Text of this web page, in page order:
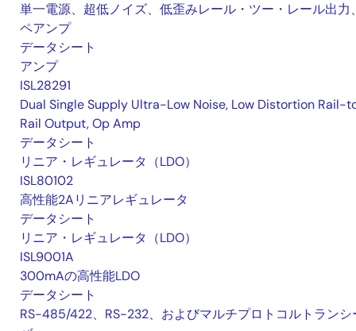
単一電源、超低ノイズ、低歪みレール・ツー・レール出力
ペアンプ
データシート
アンプ
ISL28291
Dual Single Supply Ultra-Low Noise, Low Distortion Rail-
Rail Output, Op Amp
データシート
リニア・レギュレータ（LDO）
ISL80102
高性能2Aリニアレギュレータ
データシート
リニア・レギュレータ（LDO）
ISL9001A
300mAの高性能LDO
データシート
RS-485/422、RS-232、およびマルチプロトコルトランシ